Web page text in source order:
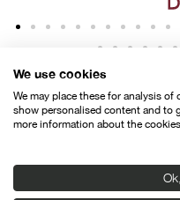
Política de
We use cookies
We may place these for analysis
show personalised content and to
more information about the